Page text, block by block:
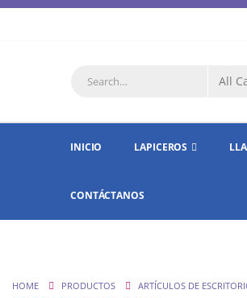
INICIO LAPICEROS
CONTÁCTANOS
HOME PRODUCTOS ARTÍCULOS DE